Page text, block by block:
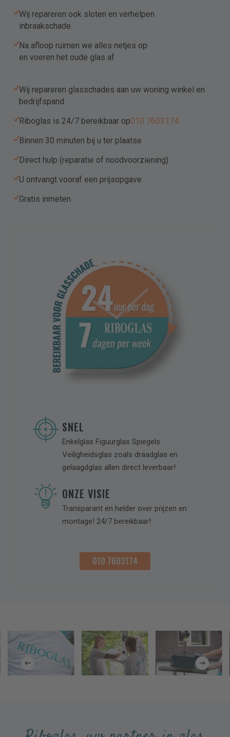
Upload
Sleep bestanden hierheen of
Toegestane bestandstypen: pdf, jpg, png, docx,
doc, jpeg, Max. bestandsgrootte: 32 MB, Max.
aantal bestanden: 10.
Hierbij geef ik toestemming om mij een e-mail te sturen met
een vrijblijvende offerte.
CAPTCHA
Wij repareren ook sloten en verhelpen
inbraakschade.
Na afloop ruimen we alles netjes op
en voeren het oude glas af
Wij repareren glasschades aan uw woning winkel en
bedrijfspand
Riboglas is 24/7 bereikbaar op010 7603174
Binnen 30 minuten bij u ter plaatse
Direct hulp (reparatie of noodvoorziening)
U ontvangt vooraf een prijsopgave
Gratis inmeten
SNEL
Enkelglas Figuurglas Spiegels
Veiligheidsglas zoals draadglas en
gelaagdglas allen direct leverbaar!
ONZE VISIE
Transparant en helder over prijzen en
montage! 24/7 bereikbaar!
010 7603174